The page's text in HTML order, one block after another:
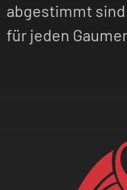
abgestimmt
für jeden